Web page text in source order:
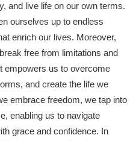
and live life on our own terms.
ourselves up to endless
enrich our lives. Moreover,
free from limitations and
empowers us to overcome
and create the life we
embrace freedom, we tap into
enabling us to navigate
grace and confidence. In